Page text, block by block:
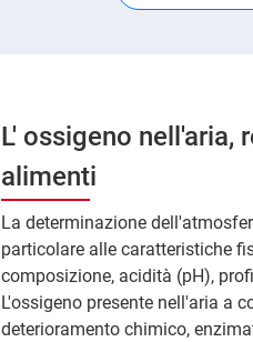
L' ossigeno nell'aria,
alimenti
La determinazione
particolare alle caratteristiche
composizione, acidità (pH),
L'ossigeno presente nell'aria a
deterioramento chimico,